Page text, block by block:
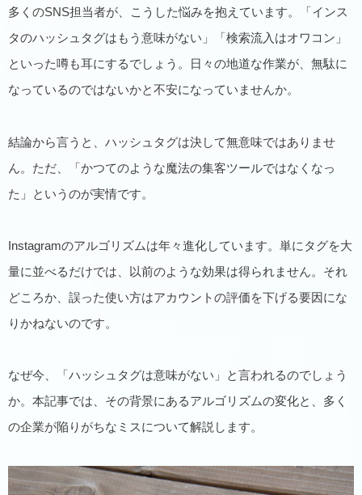
多くのSNS担当者が、こうした悩みを抱えています。「インス
タのハッシュタグはもう意味がない」「検索流入はオワコン」
といった噂も耳にするでしょう。日々の地道な作業が、無駄に
なっているのではないかと不安になっていませんか。
結論から言うと、ハッシュタグは決して無意味ではありませ
ん。ただ、「かつてのような魔法の集客ツールではなくなっ
た」というのが実情です。
Instagramのアルゴリズムは年々進化しています。単にタグを大
量に並べるだけでは、以前のような効果は得られません。それ
どころか、誤った使い方はアカウントの評価を下げる要因にな
りかねないのです。
なぜ今、「ハッシュタグは意味がない」と言われるのでしょう
か。本記事では、その背景にあるアルゴリズムの変化と、多く
の企業が陥りがちなミスについて解説します。